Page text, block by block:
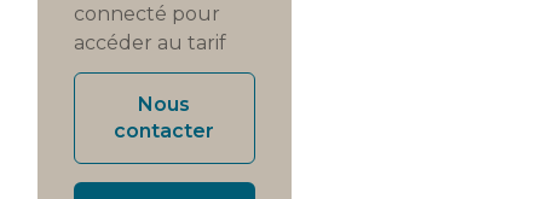
connecté pour
accéder au tarif
Nous
contacter